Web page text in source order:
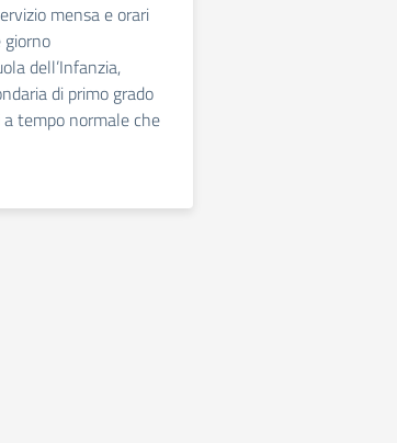
mensa e orari
dell’Infanzia,
di primo grado
tempo normale che